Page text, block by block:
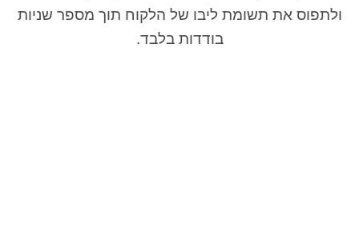
ולתפוס את תשומת ליבו של הלקוח תוך מספר שניות
בודדות בלבד.